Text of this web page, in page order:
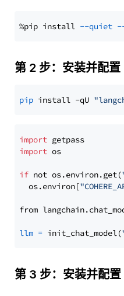
%pip install --quiet
第 2 步：安装并配
pip install -qU
import
import os
if not os.environ.get(
  os.environ[
from
llm = init_chat_model(
第 3 步：安装并配